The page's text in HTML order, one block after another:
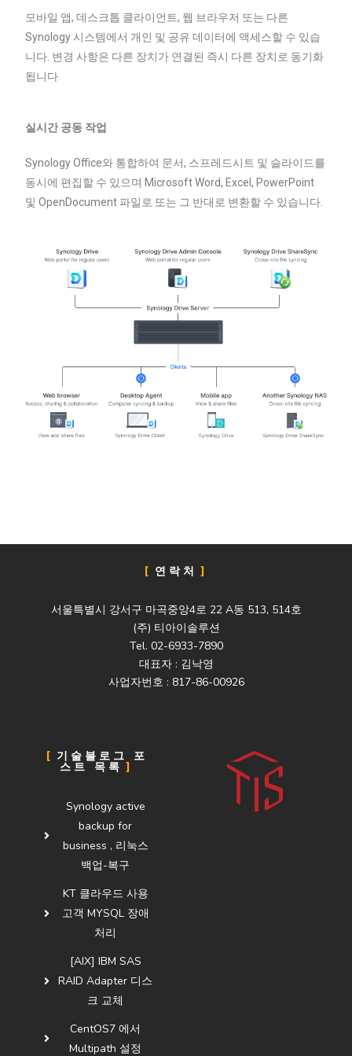
모바일 앱, 데스크톱 클라이언트, 웹 브라우저 또는 다른
Synology 시스템에서 개인 및 공유 데이터에 액세스할 수 있습
니다. 변경 사항은 다른 장치가 연결된 즉시 다른 장치로 동기화
됩니다
실시간 공동 작업
Synology Office와 통합하여 문서, 스프레드시트 및 슬라이드를
동시에 편집할 수 있으며 Microsoft Word, Excel, PowerPoint
및 OpenDocument 파일로 또는 그 반대로 변환할 수 있습니다.
연락처
서울특별시 강서구 마곡중앙4로 22 A동 513, 514호
(주) 티아이솔루션
Tel. 02-6933-7890
대표자 : 김낙영
사업자번호 : 817-86-00926
기술블로그 포
스트 목록
Synology active
backup for
business , 리눅스
백업-복구
KT 클라우드 사용
고객 MYSQL 장애
처리
[AIX] IBM SAS
RAID Adapter 디스
크 교체
CentOS7 에서
Multipath 설정